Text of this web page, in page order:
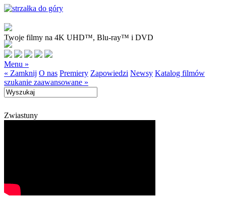
Twoje filmy na 4K UHD™, Blu-ray™ i DVD
Menu »
« Zamknij O nas Premiery Zapowiedzi Newsy Katalog filmów
szukanie zaawansowane »
Zwiastuny